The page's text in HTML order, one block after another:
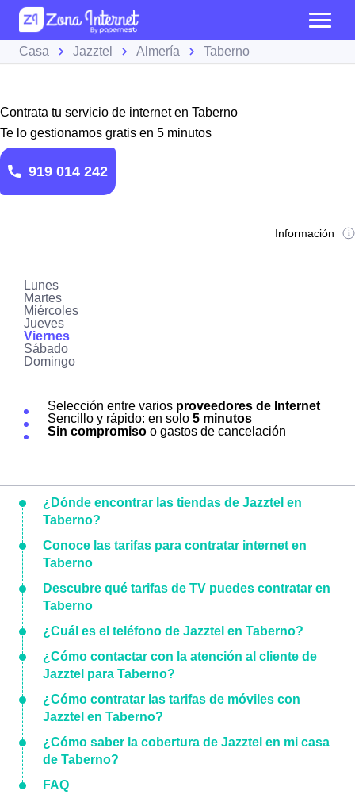
Casa Jazztel Almería Taberno
Contrata tu servicio de internet en Taberno
Te lo gestionamos gratis en 5 minutos
919 014 242
Información
Lunes
Martes
Miércoles
Jueves
Viernes
Sábado
Domingo
Selección entre varios proveedores de Internet
Sencillo y rápido: en solo 5 minutos
Sin compromiso o gastos de cancelación
¿Dónde encontrar las tiendas de Jazztel en
Taberno?
Conoce las tarifas para contratar internet en
Taberno
Descubre qué tarifas de TV puedes contratar en
Taberno
¿Cuál es el teléfono de Jazztel en Taberno?
¿Cómo contactar con la atención al cliente de
Jazztel para Taberno?
¿Cómo contratar las tarifas de móviles con
Jazztel en Taberno?
¿Cómo saber la cobertura de Jazztel en mi casa
de Taberno?
FAQ